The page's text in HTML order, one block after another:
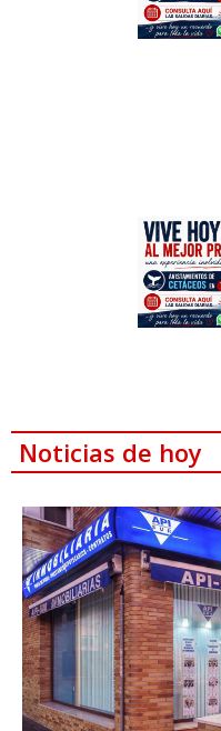
Noticias de hoy